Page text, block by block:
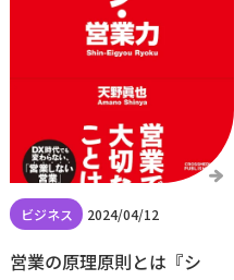
2024/04/12
営業の原理原則とは『シ